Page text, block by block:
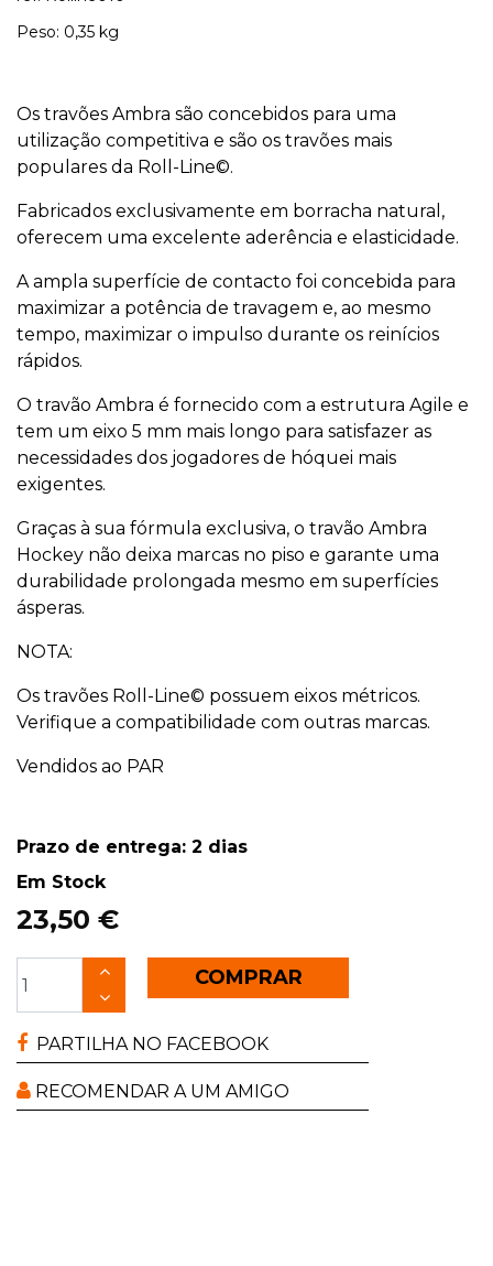
Peso: 0,35 kg
Os travões Ambra são concebidos para uma
utilização competitiva e são os travões mais
populares da Roll-Line©.
Fabricados exclusivamente em borracha natural,
oferecem uma excelente aderência e elasticidade.
A ampla superfície de contacto foi concebida para
maximizar a potência de travagem e, ao mesmo
tempo, maximizar o impulso durante os reinícios
rápidos.
O travão Ambra é fornecido com a estrutura Agile e
tem um eixo 5 mm mais longo para satisfazer as
necessidades dos jogadores de hóquei mais
exigentes.
Graças à sua fórmula exclusiva, o travão Ambra
Hockey não deixa marcas no piso e garante uma
durabilidade prolongada mesmo em superfícies
ásperas.
NOTA:
Os travões Roll-Line© possuem eixos métricos.
Verifique a compatibilidade com outras marcas.
Vendidos ao PAR
Prazo de entrega: 2 dias
Em Stock
23,50 €
COMPRAR
PARTILHA NO FACEBOOK
RECOMENDAR A UM AMIGO